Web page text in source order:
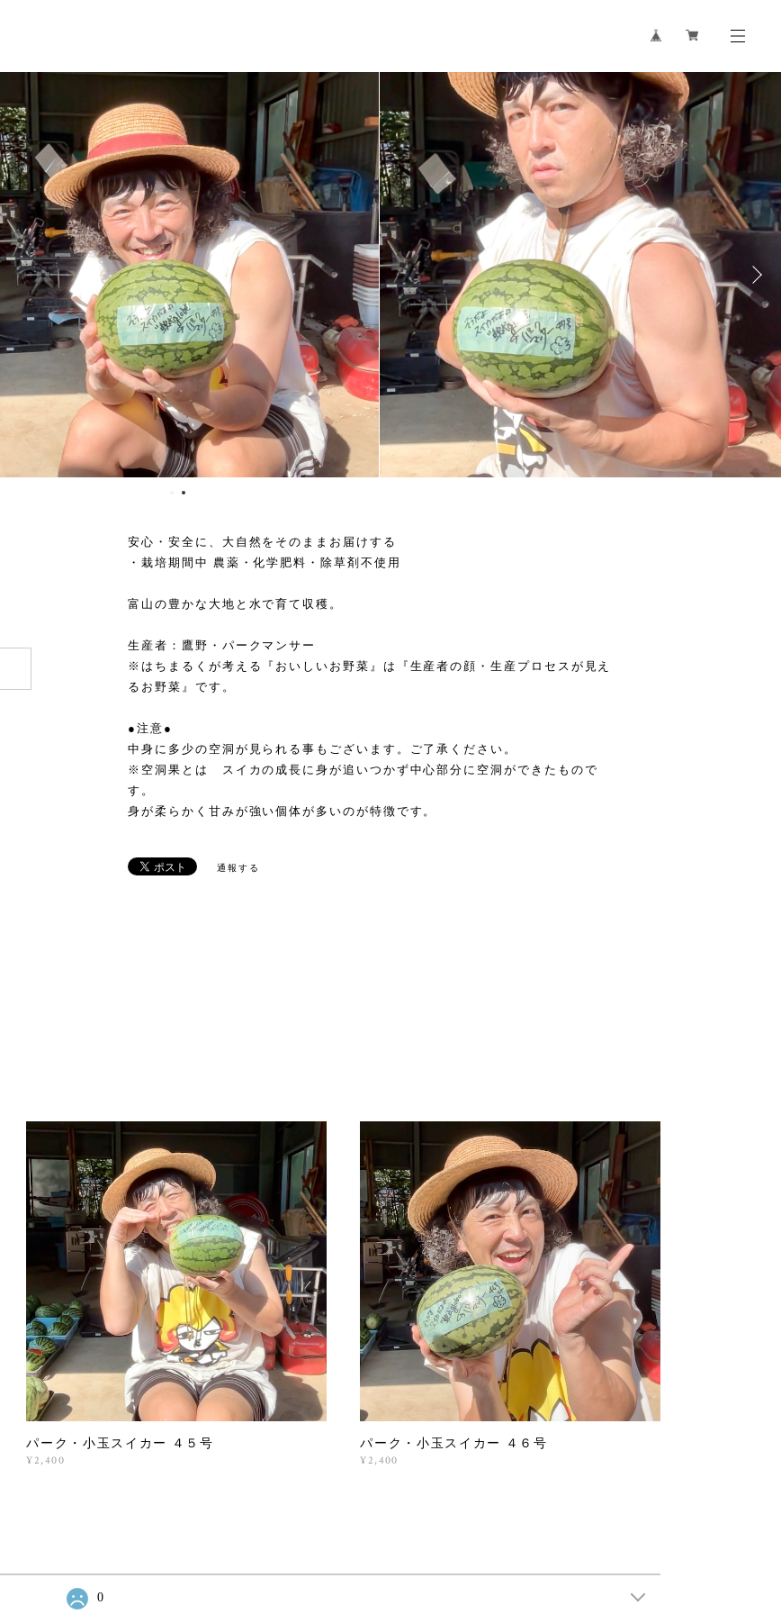
安心・安全に、大自然をそのままお届けする
・栽培期間中 農薬・化学肥料・除草剤不使用
富山の豊かな大地と水で育て収穫。
生産者：鷹野・パークマンサー
※はちまるくが考える『おいしいお野菜』は『生産者の顔・生産プロセスが見え
るお野菜』です。
●注意●
中身に多少の空洞が見られる事もございます。ご了承ください。
※空洞果とは スイカの成長に身が追いつかず中心部分に空洞ができたもので
す。
身が柔らかく甘みが強い個体が多いのが特徴です。
通報する
パーク・小玉スイカー ４５号
¥2,400
パーク・小玉スイカー ４６号
¥2,400
0